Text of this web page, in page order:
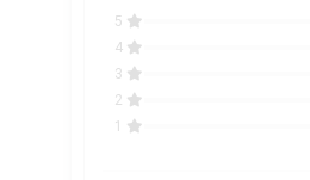
5
4
3
2
1